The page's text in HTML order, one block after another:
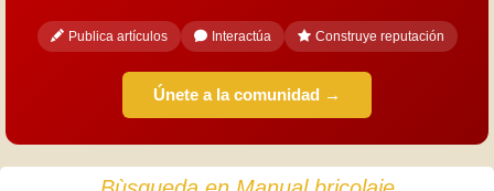
Publica artículos Interactúa Construye reputación
Únete a la comunidad →